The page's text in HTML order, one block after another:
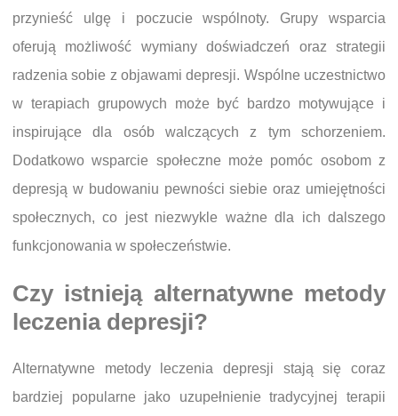
przynieść ulgę i poczucie wspólnoty. Grupy wsparcia
oferują możliwość wymiany doświadczeń oraz strategii
radzenia sobie z objawami depresji. Wspólne uczestnictwo
w terapiach grupowych może być bardzo motywujące i
inspirujące dla osób walczących z tym schorzeniem.
Dodatkowo wsparcie społeczne może pomóc osobom z
depresją w budowaniu pewności siebie oraz umiejętności
społecznych, co jest niezwykle ważne dla ich dalszego
funkcjonowania w społeczeństwie.
Czy istnieją alternatywne metody
leczenia depresji?
Alternatywne metody leczenia depresji stają się coraz
bardziej popularne jako uzupełnienie tradycyjnej terapii